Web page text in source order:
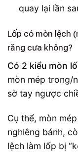
quay lại lần
Lốp có mòn lệch
răng cưa không?
Có 2 kiểu mòn
mòn mép trong/
sờ tay ngược
Cụ thể, mòn
nghiêng bánh,
lệch làm lốp bị